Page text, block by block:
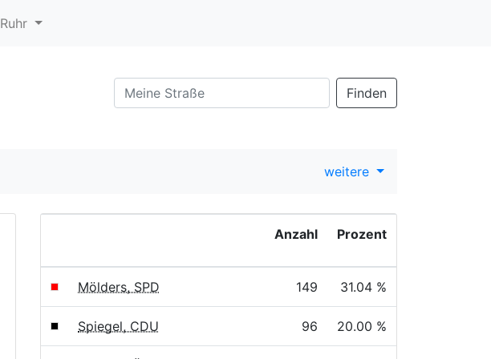
Finden
weitere
Anzahl Prozent
Mölders, SPD 149 31.04 %
Spiegel, CDU 96 20.00 %